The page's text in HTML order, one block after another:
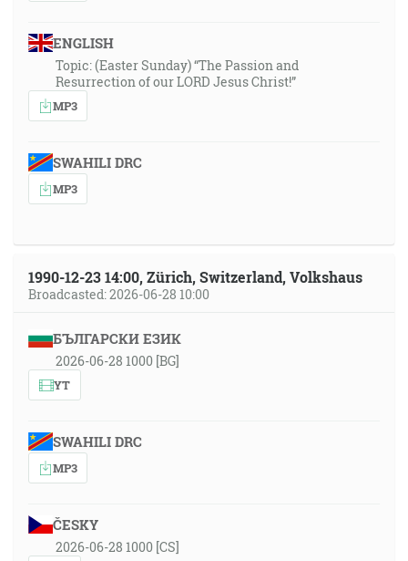
ENGLISH
Topic: (Easter Sunday) “The Passion and
Resurrection of our LORD Jesus Christ!”
MP3
SWAHILI DRC
MP3
1990-12-23 14:00, Zürich, Switzerland, Volkshaus
Broadcasted: 2026-06-28 10:00
БЪЛГАРСКИ ЕЗИК
2026-06-28 1000 [BG]
YT
SWAHILI DRC
MP3
ČESKY
2026-06-28 1000 [CS]